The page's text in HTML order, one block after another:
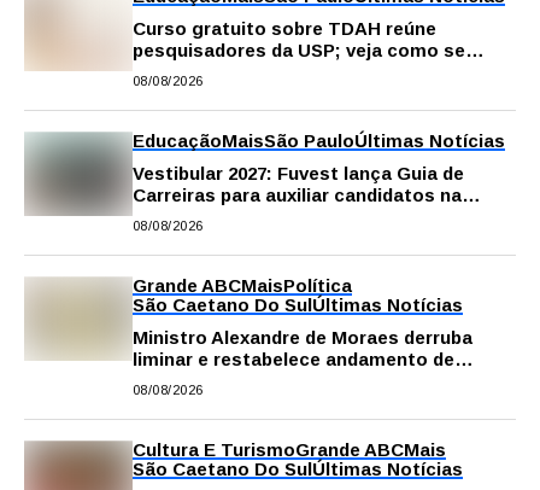
Curso gratuito sobre TDAH reúne
pesquisadores da USP; veja como se
inscrever
08/08/2026
EducaçãoMaisSão PauloÚltimas Notícias
Vestibular 2027: Fuvest lança Guia de
Carreiras para auxiliar candidatos na
escolha da profissão
08/08/2026
Grande ABCMaisPolítica
São Caetano Do SulÚltimas Notícias
Ministro Alexandre de Moraes derruba
liminar e restabelece andamento de
comissão processante contra vereador
08/08/2026
Cultura E TurismoGrande ABCMais
São Caetano Do SulÚltimas Notícias